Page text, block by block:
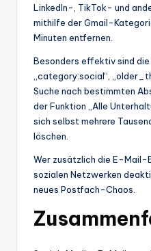
LinkedIn-, TikTok- und
mithilfe der Gmail-
Minuten entfernen.
Besonders effektiv sind
„category:social“,
Suche nach bestimmten
der Funktion „Alle
sich selbst mehrere
löschen.
Wer zusätzlich die E-Mail-
sozialen Netzwerken
neues Postfach-Chaos.